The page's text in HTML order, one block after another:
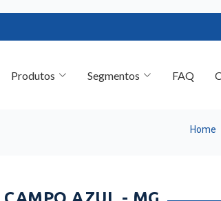
AZUL - MG